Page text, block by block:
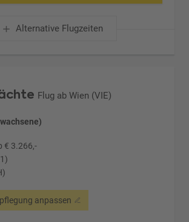
Alternative Flugzeiten
Flug ab Wien (VIE)
€ 3.266,-
anpassen